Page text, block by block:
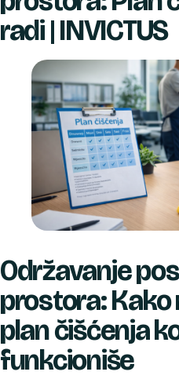
radi | INVICTUS
Održavanje
prostora:
plan čišćenja
funkcioniše